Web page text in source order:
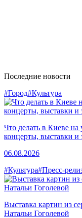
Последние новости
#Город#Культура
Что делать в Киеве на
концерты, выставки и
06.08.2026
#Культура#Пресс-
Выставка картин из
Натальи Гоголевой